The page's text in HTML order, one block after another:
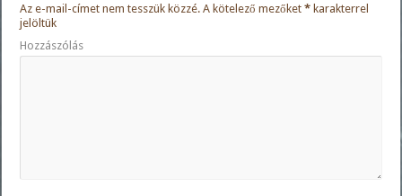
Az e-mail-címet nem tesszük közzé. A kötelező mezőket* karakterrel
jelöltük
Hozzászólás